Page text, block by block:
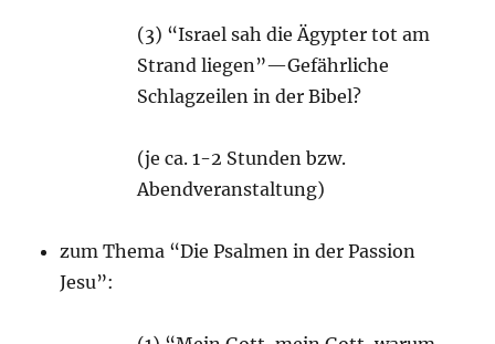
(3) “Israel sah die Ägypter tot am
Strand liegen”—Gefährliche
Schlagzeilen in der Bibel?
(je ca. 1-2 Stunden bzw.
Abendveranstaltung)
zum Thema “Die Psalmen in der Passion
Jesu”: